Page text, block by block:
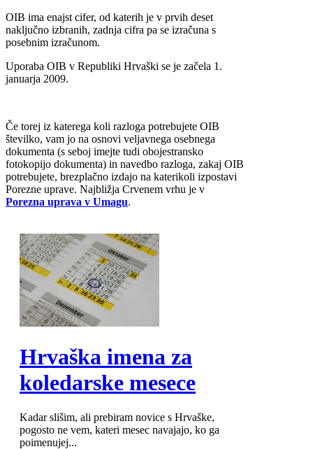
OIB ima enajst cifer, od katerih je v prvih deset
naključno izbranih, zadnja cifra pa se izračuna s
posebnim izračunom.
Uporaba OIB v Republiki Hrvaški se je začela 1.
januarja 2009.
Če torej iz katerega koli razloga potrebujete OIB
številko, vam jo na osnovi veljavnega osebnega
dokumenta (s seboj imejte tudi obojestransko
fotokopijo dokumenta) in navedbo razloga, zakaj OIB
potrebujete, brezplačno izdajo na katerikoli izpostavi
Porezne uprave. Najbližja Crvenem vrhu je v
Porezna uprava v Umagu.
Hrvaška imena za
koledarske mesece
Kadar slišim, ali prebiram novice s Hrvaške,
pogosto ne vem, kateri mesec navajajo, ko ga
poimenujej...